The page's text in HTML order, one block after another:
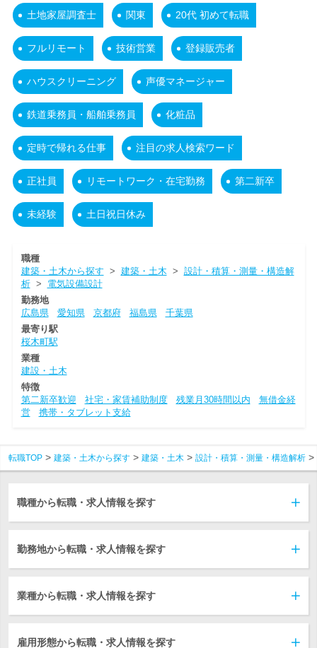
土地家屋調査士 関東 20代 初めて転職
フルリモート 技術営業 登録販売者
ハウスクリーニング 声優マネージャー
鉄道乗務員・船舶乗務員 化粧品
定時で帰れる仕事 注目の求人検索ワード
正社員 リモートワーク・在宅勤務 第二新卒
未経験 土日祝日休み
職種
建築・土木から探す > 建築・土木 > 設計・積算・測量・構造解
析> 電気設備設計
勤務地
広島県
愛知県 京都府 福島県
千葉県
最寄り駅
桜木町駅
業種
建設・土木
特徴
第二新卒歓迎
社宅・家賃補助制度 残業月30時間以内
無借金経
営
携帯・タブレット支給
転職TOP 建築・土木から探す 建築・土木 設計・積算・測量・構造解析
職種から転職・求人情報を探す
勤務地から転職・求人情報を探す
業種から転職・求人情報を探す
雇用形態から転職・求人情報を探す